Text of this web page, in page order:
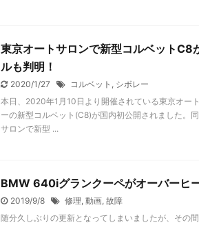
東京オートサロンで新型コルベットC8
ルも判明！
2020/1/27 コルベット , シボレー
本日、2020年1月10日より開催されている東京オー
ーの新型コルベット(C8)が国内初公開されました。
サロンで新型 ...
BMW 640iグランクーペがオーバーヒ
2019/9/8 修理, 動画, 故障
随分久しぶりの更新となってしまいましたが、その